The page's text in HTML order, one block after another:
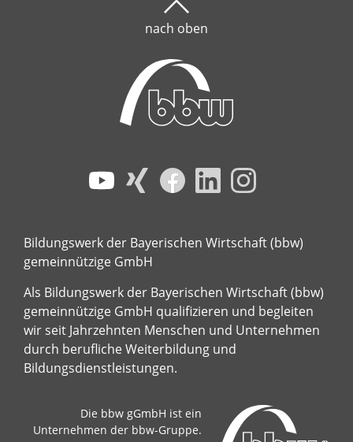
nach oben
Bildungswerk der Bayerischen Wirtschaft (bbw)
gemeinnützige GmbH
Als Bildungswerk der Bayerischen Wirtschaft (bbw)
gemeinnützige GmbH qualifizieren und begleiten
wir seit Jahrzehnten Menschen und Unternehmen
durch berufliche Weiterbildung und
Bildungsdienstleistungen.
Die bbw gGmbH ist ein
Unternehmen der bbw-Gruppe.